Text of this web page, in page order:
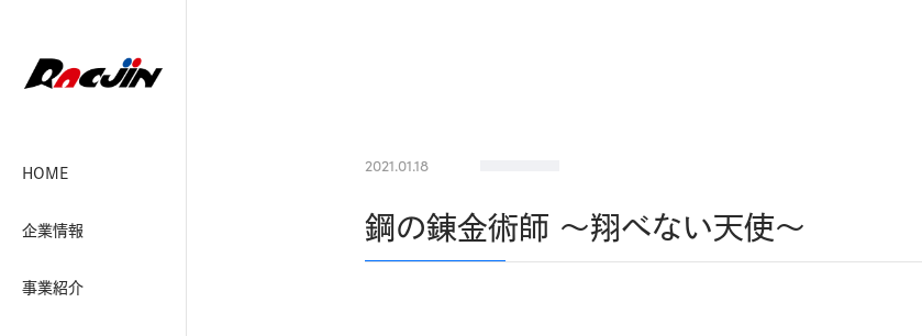
HOME
企業情報
事業紹介
2021.01.18
鋼の錬金術師 ～翔べない天使～